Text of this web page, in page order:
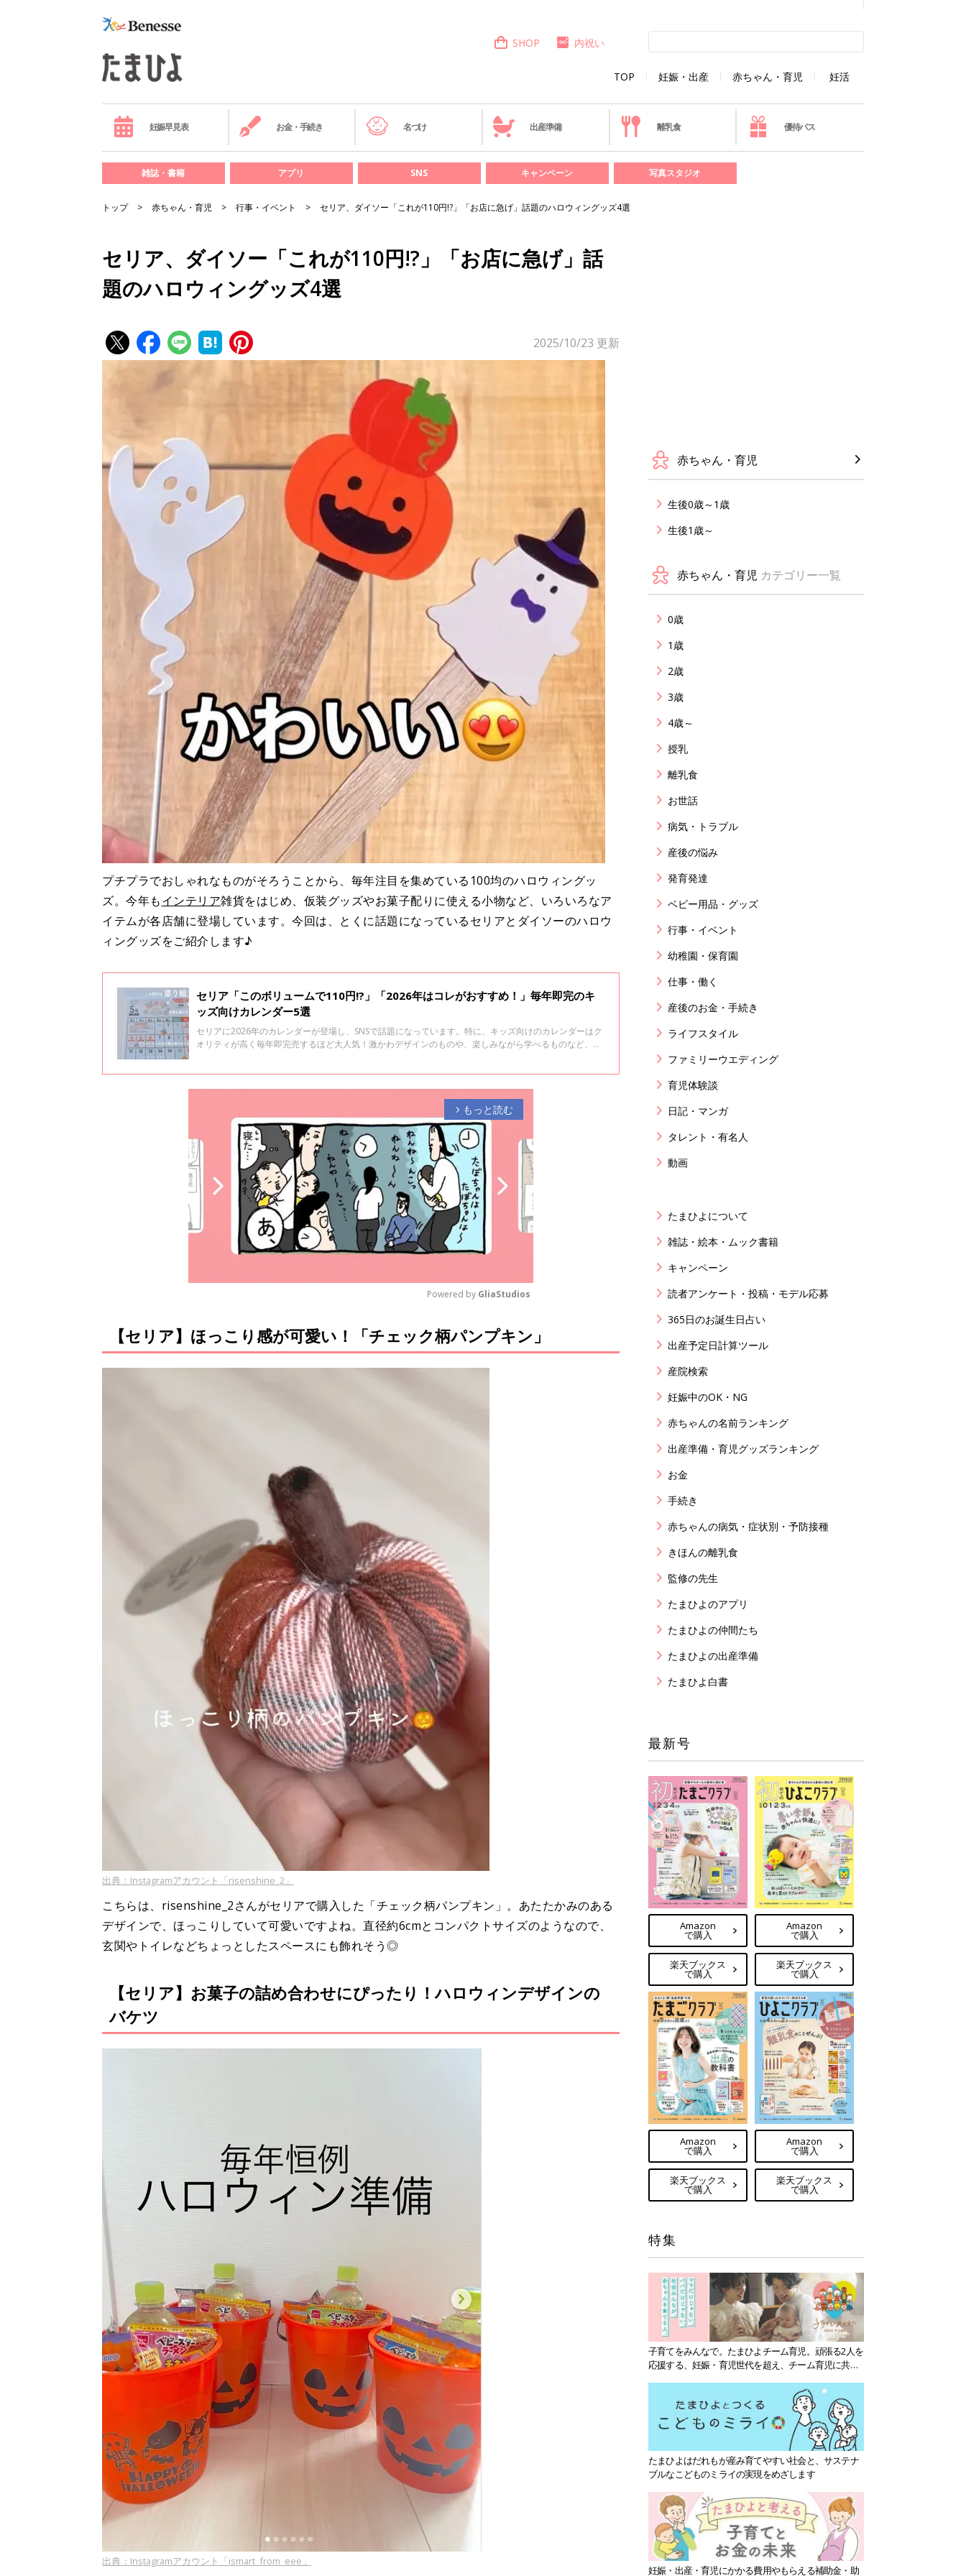
TOP 妊娠・出産 赤ちゃん・育児 妊活
SHOP 内祝い
妊娠早見表 お金・手続き 名づけ 出産準備 離乳食 優待パス
雑誌・書籍 アプリ SNS キャンペーン 写真スタジオ
トップ 赤ちゃん・育児 行事・イベント セリア、ダイソー「これが110円!?」「お店に急げ」話題のハロウィングッズ4選
セリア、ダイソー「これが110円!?」「お店に急げ」話
題のハロウィングッズ4選
2025/10/23 更新
プチプラでおしゃれなものがそろうことから、毎年注目を集めている100均のハロウィングッ
ズ。今年もインテリア雑貨をはじめ、仮装グッズやお菓子配りに使える小物など、いろいろなア
イテムが各店舗に登場しています。今回は、とくに話題になっているセリアとダイソーのハロウ
ィングッズをご紹介します♪
セリア「このボリュームで110円!?」「2026年はコレがおすすめ！」毎年即完のキ
ッズ向けカレンダー5選
セリアに2026年のカレンダーが登場し、SNSで話題になっています。特に、キッズ向けのカレンダーはク
オリティが高く毎年即完売するほど大人気！激かわデザインのものや、楽しみながら学べるものなど、マ
arrow_forward_ios もっと読む
M
u
Powered by GliaStudios
【セリア】ほっこり感が可愛い！「チェック柄パンプキン」
出典：Instagramアカウント「risenshine_2」
こちらは、risenshine_2さんがセリアで購入した「チェック柄パンプキン」。あたたかみのある
デザインで、ほっこりしていて可愛いですよね。直径約6cmとコンパクトサイズのようなので、
玄関やトイレなどちょっとしたスペースにも飾れそう◎
【セリア】お菓子の詰め合わせにぴったり！ハロウィンデザインの
バケツ
出典：Instagramアカウント「ismart_from_eee」
赤ちゃん・育児
生後0歳～1歳
生後1歳～
赤ちゃん・育児 カテゴリー一覧
0歳
1歳
2歳
3歳
4歳～
授乳
離乳食
お世話
病気・トラブル
産後の悩み
発育発達
ベビー用品・グッズ
行事・イベント
幼稚園・保育園
仕事・働く
産後のお金・手続き
ライフスタイル
ファミリーウエディング
育児体験談
日記・マンガ
タレント・有名人
動画
たまひよについて
雑誌・絵本・ムック書籍
キャンペーン
読者アンケート・投稿・モデル応募
365日のお誕生日占い
出産予定日計算ツール
産院検索
妊娠中のOK・NG
赤ちゃんの名前ランキング
出産準備・育児グッズランキング
お金
手続き
赤ちゃんの病気・症状別・予防接種
きほんの離乳食
監修の先生
たまひよのアプリ
たまひよの仲間たち
たまひよの出産準備
たまひよ白書
最新号
Amazon
で購入
楽天ブックス
で購入
Amazon
で購入
楽天ブックス
で購入
Amazon
で購入
楽天ブックス
で購入
Amazon
で購入
楽天ブックス
で購入
特集
子育てをみんなで。たまひよチーム育児。頑張る2人を
応援する、妊娠・育児世代を超え、チーム育児に共感
たまひよはだれもが産み育てやすい社会と、サステナ
ブルなこどものミライの実現をめざします
妊娠・出産・育児にかかる費用やもらえる補助金・助